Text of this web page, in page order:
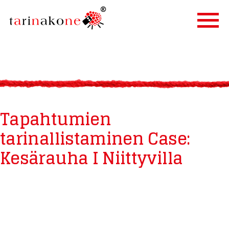
Tapahtumien
tarinallistaminen Case:
Kesärauha I Niittyvilla
TARINALLISTAMINEN
TARINAKONE
ASIAKKAAT
BLOGI
YHTEYSTIEDOT